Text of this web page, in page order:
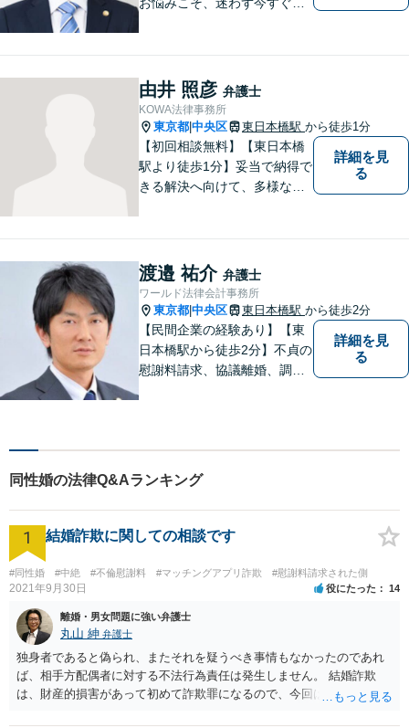
由井 照彦 弁護士
KOWA法律事務所
東京都 中央区 東日本橋駅 から徒歩1分
【初回相談無料】【東日本橋
駅より徒歩1分】妥当で納得で
きる解決へ向けて、多様な法
会の現実感を大事にしていま
す。【企業勤務経験あり】
【夜間土日相談可】
詳細を見
る
渡邉 祐介 弁護士
ワールド法律会計事務所
東京都 中央区 東日本橋駅 から徒歩2分
【民間企業の経験あり】【東
日本橋駅から徒歩2分】不貞の
慰謝料請求、協議離婚、調停
さい。最大の味方としてじっ
くりお話をお伺いします。
【粘り強い交渉が強み】
詳細を見
る
同性婚の法律Q&Aランキング
1 結婚詐欺に関しての相談です
#同性婚 #中絶 #不倫慰謝料 #マッチングアプリ詐欺 #慰謝料請求された側
2021年9月30日 役にたった 14
離婚・男女問題に強い弁護士
丸山 紳 弁護士
独身者であると偽られ、またそれを疑うべき事情もなかったのであれ
ば、相手方配偶者に対する不法行為責任は発生しません。 結婚詐欺
は、財産的損害があって初めて詐欺罪になるので、今回は該当しませ